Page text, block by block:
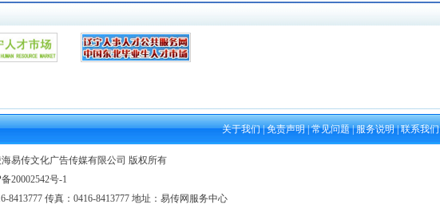
关于我们|免责声明|常见问题|服务说明|联系我们
海易传文化广告传媒有限公司 版权所有
20002542号-1
8413777 传真：0416-8413777 地址：易传网服务中心